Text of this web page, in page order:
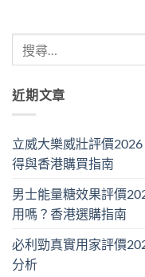
近期文章
立威大樂威壯評價
得與香港購買指南
男士能量糖效果評價
用嗎？香港選購指南
必利勁真實用家評價
分析